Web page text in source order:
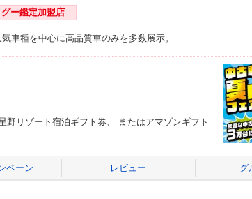
グー鑑定加盟店
車種を中心に高品質車のみを多数展示。
野リゾート宿泊ギフト券、 またはアマゾンギフト
ペーン レビュー グ